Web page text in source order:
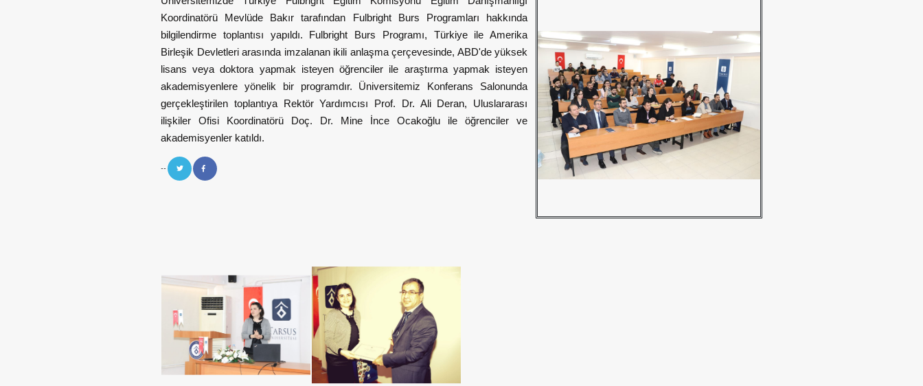
Koordinatörü Mevlüde Bakır tarafından Fulbright Burs Programları hakkında
bilgilendirme toplantısı yapıldı. Fulbright Burs Programı, Türkiye ile Amerika
Birleşik Devletleri arasında imzalanan ikili anlaşma çerçevesinde, ABD'de yüksek
lisans veya doktora yapmak isteyen öğrenciler ile araştırma yapmak isteyen
akademisyenlere yönelik bir programdır. Üniversitemiz Konferans Salonunda
gerçekleştirilen toplantıya Rektör Yardımcısı Prof. Dr. Ali Deran, Uluslararası
ilişkiler Ofisi Koordinatörü Doç. Dr. Mine İnce Ocakoğlu ile öğrenciler ve
akademisyenler katıldı.
--